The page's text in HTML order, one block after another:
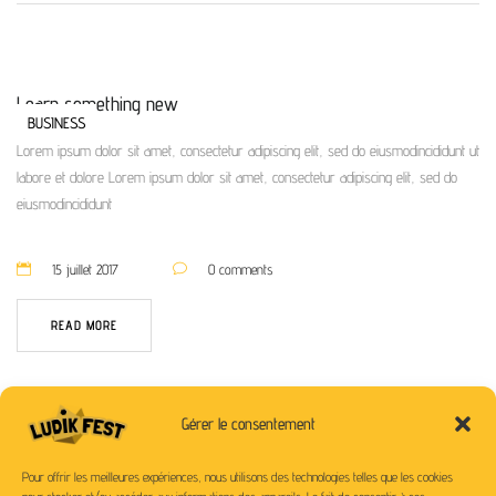
Gérer le consentement
Pour offrir les meilleures expériences, nous utilisons des technologies telles que les cookies
BUSINESS
Learn something new
Lorem ipsum dolor sit amet, consectetur adipiscing elit, sed do eiusmodincididunt ut
labore et dolore Lorem ipsum dolor sit amet, consectetur adipiscing elit, sed do
eiusmodincididunt
15 juillet 2017 0 comments
READ MORE